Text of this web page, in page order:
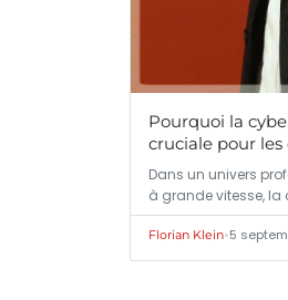
Pourquoi la
cruciale pour les
Dans un univers
à grande vitesse, la
Florian Klein•5